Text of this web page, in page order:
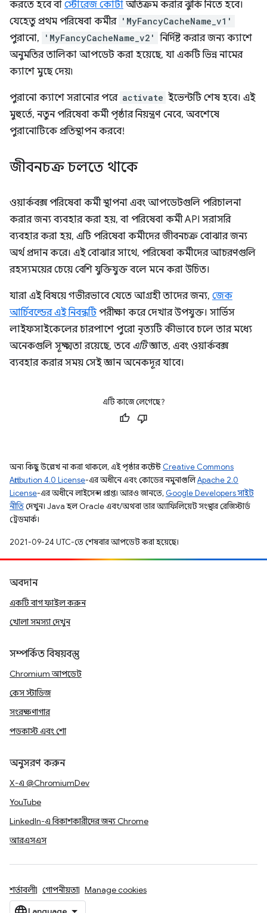
করতে হবে বা স্টোরেজ কোটা অতিক্রম করার ঝুঁকি নিতে হবে।
যেহেতু প্রথম পরিষেবা কর্মীর 'MyFancyCacheName_v1'
পুরানো, 'MyFancyCacheName_v2' নির্দিষ্ট করার জন্য ক্যাশে
অনুমতির তালিকা আপডেট করা হয়েছে, যা একটি ভিন্ন নামের
ক্যাশে মুছে দেয়৷
পুরানো ক্যাশে সরানোর পরে activate ইভেন্টটি শেষ হবে। এই
মুহুর্তে, নতুন পরিষেবা কর্মী পৃষ্ঠার নিয়ন্ত্রণ নেবে, অবশেষে
পুরানোটিকে প্রতিস্থাপন করবে!
জীবনচক্র চলতে থাকে
ওয়ার্কবক্স পরিষেবা কর্মী স্থাপনা এবং আপডেটগুলি পরিচালনা
করার জন্য ব্যবহার করা হয়, বা পরিষেবা কর্মী API সরাসরি
ব্যবহার করা হয়, এটি পরিষেবা কর্মীদের জীবনচক্র বোঝার জন্য
অর্থ প্রদান করে। এই বোঝার সাথে, পরিষেবা কর্মীদের আচরণগুলি
রহস্যময়ের চেয়ে বেশি যুক্তিযুক্ত বলে মনে করা উচিত।
যারা এই বিষয়ে গভীরভাবে যেতে আগ্রহী তাদের জন্য, জেক
আর্চিবল্ডের এই নিবন্ধটিপরীক্ষা করে দেখার উপযুক্ত। সার্ভিস
লাইফসাইকেলের চারপাশে পুরো নৃত্যটি কীভাবে চলে তার মধ্যে
অনেকগুলি সূক্ষ্মতা রয়েছে, তবে এটিজ্ঞাত, এবং ওয়ার্কবক্স
ব্যবহার করার সময় সেই জ্ঞান অনেকদূর যাবে।
এটি কাজে লেগেছে?
অন্য কিছু উল্লেখ না করা থাকলে, এই পৃষ্ঠার কন্টেন্ট Creative Commons
Attribution 4.0 License-এর অধীনে এবং কোডের নমুনাগুলিApache 2.0
License-এর অধীনে লাইসেন্স প্রাপ্ত। আরও জানতে, Google Developers সাইট
নীতিদেখুন। Java হল Oracle এবং/অথবা তার অ্যাফিলিয়েট সংস্থার রেজিস্টার্ড
ট্রেডমার্ক।
2021-09-24 UTC-তে শেষবার আপডেট করা হয়েছে।
অবদান
একটি বাগ ফাইল করুন
খোলা সমস্যা দেখুন
সম্পর্কিত বিষয়বস্তু
Chromium আপডেট
কেস স্টাডিজ
সংরক্ষণাগার
পডকাস্ট এবং শো
অনুসরণ করুন
X-এ @ChromiumDev
YouTube
LinkedIn-এ বিকাশকারীদের জন্য Chrome
আরএসএস
শর্তাবলী গোপনীয়তা Manage cookies